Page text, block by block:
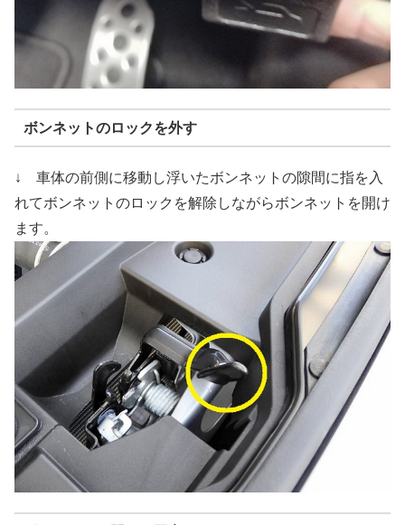
ボンネットのロックを外す
↓ 車体の前側に移動し浮いたボンネットの隙間に指を入
れてボンネットのロックを解除しながらボンネットを開け
ます。